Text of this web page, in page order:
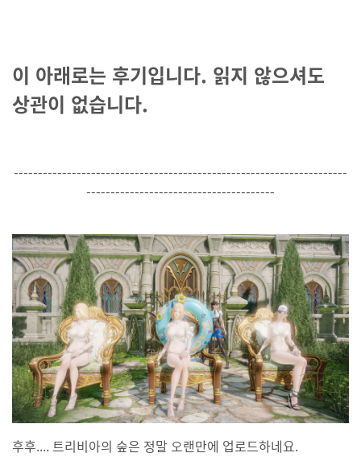
이 아래로는 후기입니다. 읽지 않으셔도
상관이 없습니다.
---------------------------------------------------------------------
---------------------------------------
후후.... 트리비아의 숲은 정말 오랜만에 업로드하네요.